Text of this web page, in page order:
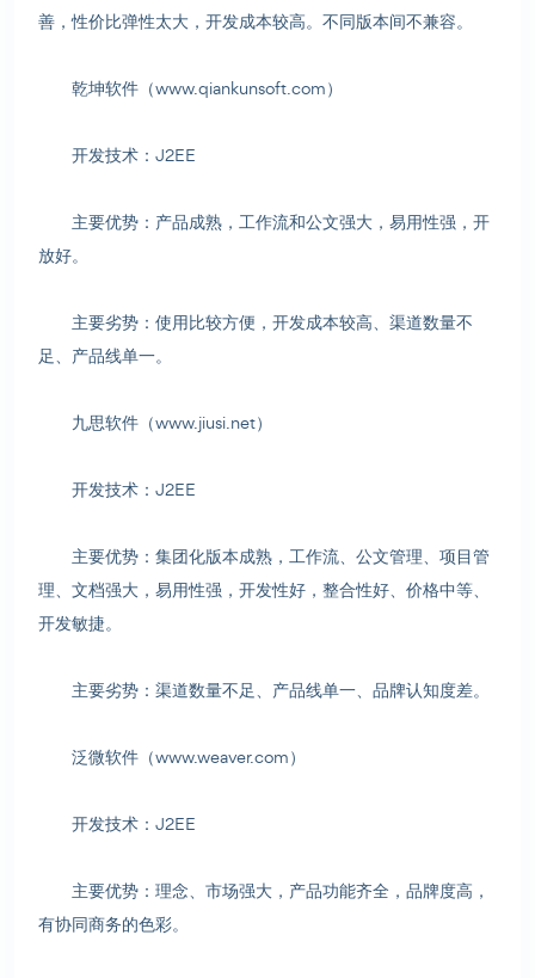
善，性价比弹性太大，开发成本较高。不同版本间不兼容。
乾坤软件（www.qiankunsoft.com）
开发技术：J2EE
主要优势：产品成熟，工作流和公文强大，易用性强，开
放好。
主要劣势：使用比较方便，开发成本较高、渠道数量不
足、产品线单一。
九思软件（www.jiusi.net）
开发技术：J2EE
主要优势：集团化版本成熟，工作流、公文管理、项目管
理、文档强大，易用性强，开发性好，整合性好、价格中等、
开发敏捷。
主要劣势：渠道数量不足、产品线单一、品牌认知度差。
泛微软件（www.weaver.com）
开发技术：J2EE
主要优势：理念、市场强大，产品功能齐全，品牌度高，
有协同商务的色彩。